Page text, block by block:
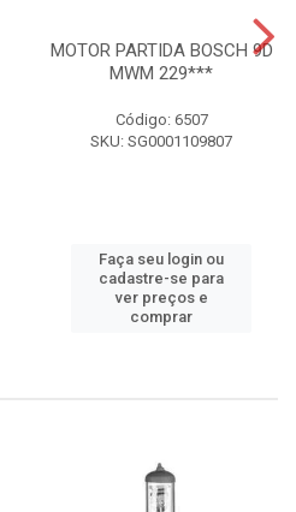
MOTOR PARTIDA BOSCH 9D
MWM 229***
Código: 6507
SKU: SG0001109807
Faça seu login ou
cadastre-se para
ver preços e
comprar